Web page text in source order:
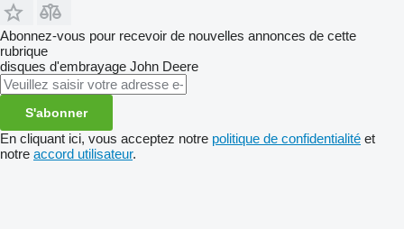
Abonnez-vous pour recevoir de nouvelles annonces de cette
rubrique
disques d'embrayage John Deere
S'abonner
En cliquant ici, vous acceptez notre politique de confidentialité et
notre accord utilisateur.